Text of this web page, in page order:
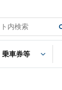
乗車券等